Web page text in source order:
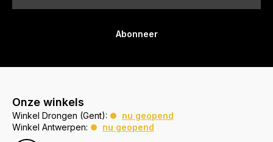
Abonneer
Onze winkels
Winkel Drongen (Gent):
nu geopend
Winkel Antwerpen:
nu geopend